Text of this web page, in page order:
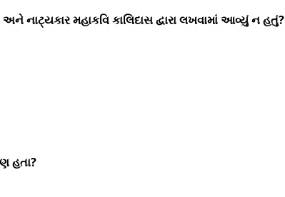
નાટ્યકાર મહાકવિ કાલિદાસ દ્વારા લખવામાં આવ્યું ન હતું?
હતા?